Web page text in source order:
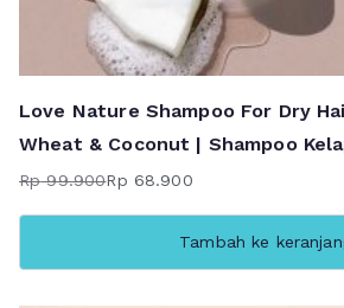
Love Nature Shampoo For Dry
Wheat & Coconut | Shampoo
Rp99.900
Harga
aslinya
Rp 68.900
Harga
saat
Tambah ke